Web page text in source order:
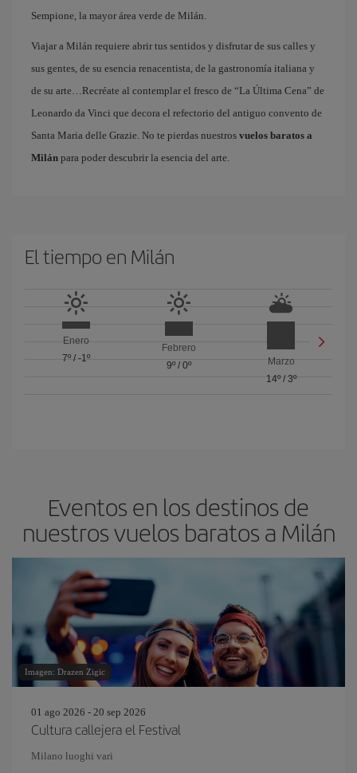
Sempione, la mayor área verde de Milán.
Viajar a Milán requiere abrir tus sentidos y disfrutar de sus calles y
sus gentes, de su esencia renacentista, de la gastronomía italiana y
de su arte…Recréate al contemplar el fresco de “La Última Cena” de
Leonardo da Vinci que decora el refectorio del antiguo convento de
Santa Maria delle Grazie. No te pierdas nuestros vuelos baratos a
Milán para poder descubrir la esencia del arte.
El tiempo en Milán
Enero
7º/ -1º
Febrero
9º/ 0º
Marzo
14º/ 3º
Eventos en los destinos de
nuestros vuelos baratos a Milán
Imagen: Drazen Zigic
01 ago 2026 - 20 sep 2026
Cultura callejera el Festival
Milano luoghi vari